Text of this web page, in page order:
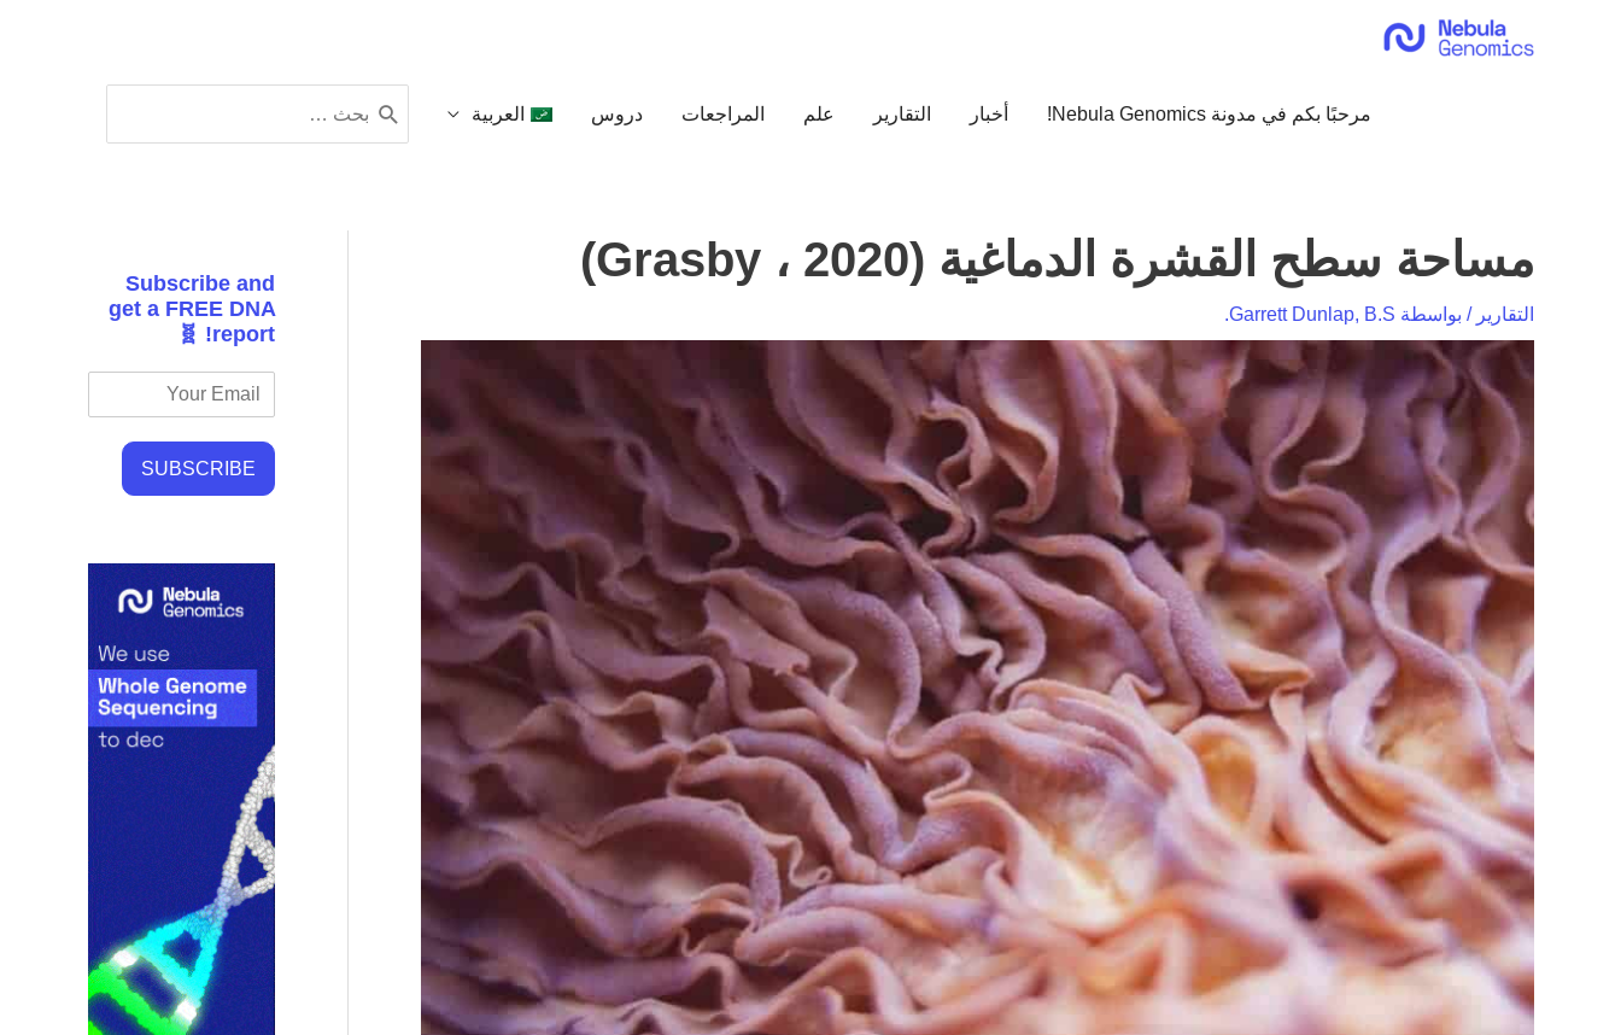
مرحبًا بكم في مدونة Nebula Genomics! أخبار التقارير علم المراجعات دروس العربية
عن:
مساحة سطح القشرة الدماغية (Grasby ، 2020)
التقارير / بواسطة Garrett Dunlap, B.S.
Subscribe and
get a FREE DNA
report! 🧬
SUBSCRIBE